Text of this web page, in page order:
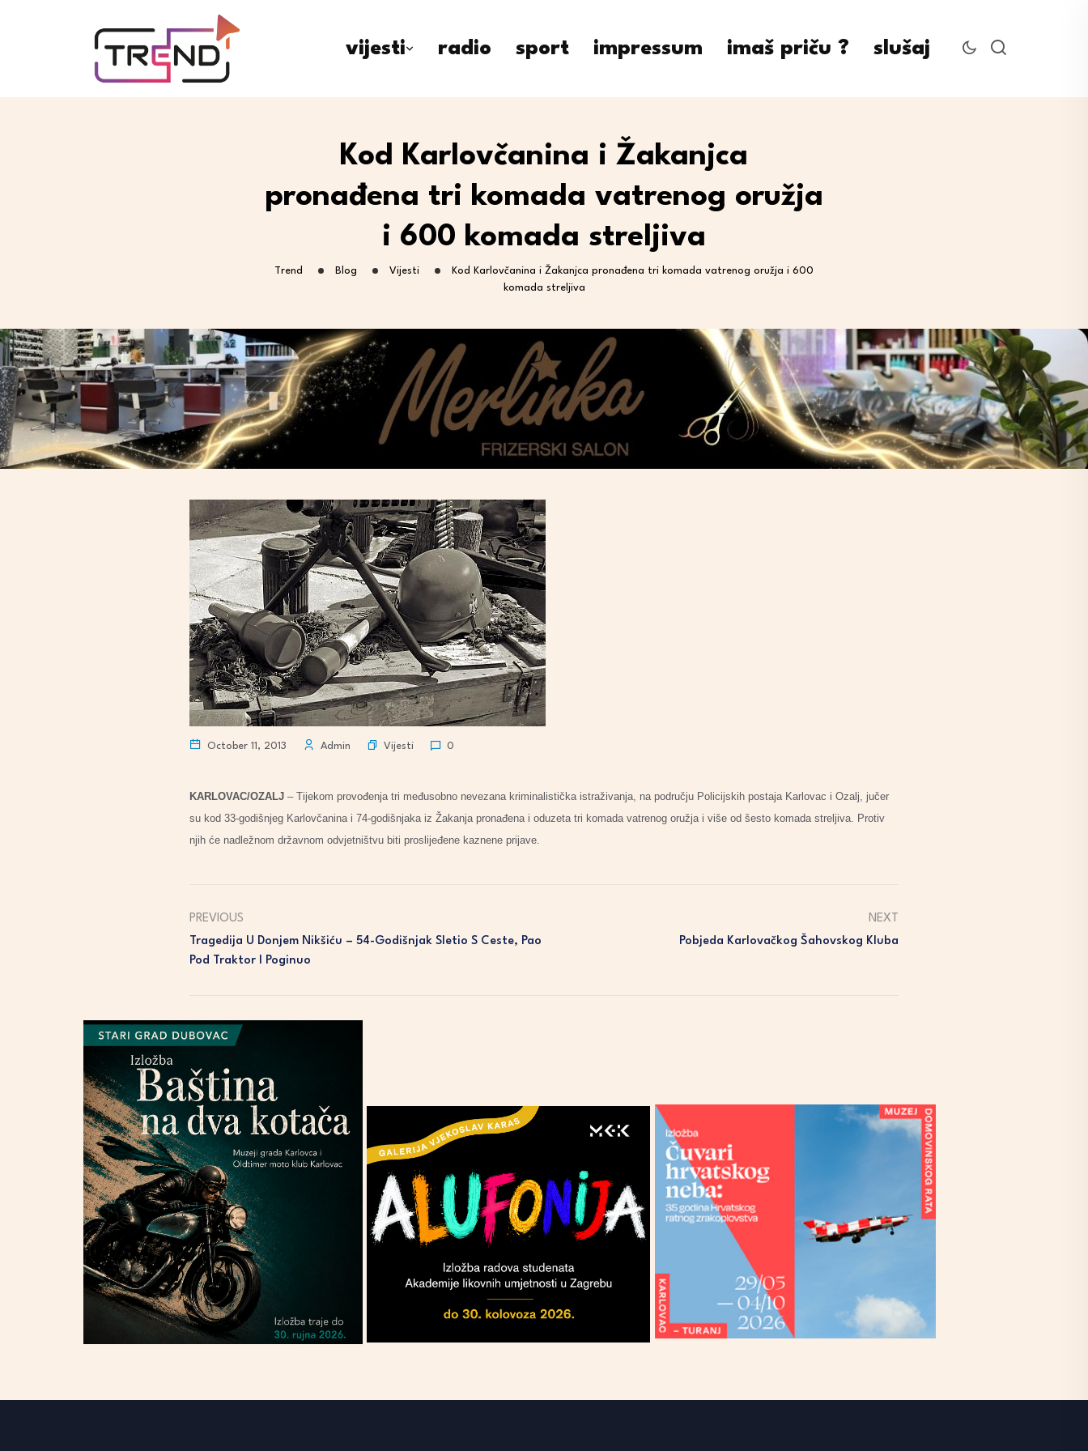
vijesti radio sport impressum imaš priču ? slušaj
Kod Karlovčanina i Žakanjca
pronađena tri komada vatrenog oružja
i 600 komada streljiva
Trend Blog Vijesti
Kod Karlovčanina i Žakanjca pronađena tri komada vatrenog oružja i 600
komada streljiva
October 11, 2013 Admin Vijesti 0
KARLOVAC/OZALJ – Tijekom provođenja tri međusobno nevezana kriminalistička istraživanja, na području Policijskih postaja Karlovac i Ozalj, jučer
su kod 33-godišnjeg Karlovčanina i 74-godišnjaka iz Žakanja pronađena i oduzeta tri komada vatrenog oružja i više od šesto komada streljiva. Protiv
njih će nadležnom državnom odvjetništvu biti proslijeđene kaznene prijave.
PREVIOUS
Tragedija U Donjem Nikšiću – 54-Godišnjak Sletio S Ceste, Pao
Pod Traktor I Poginuo
NEXT
Pobjeda Karlovačkog Šahovskog Kluba